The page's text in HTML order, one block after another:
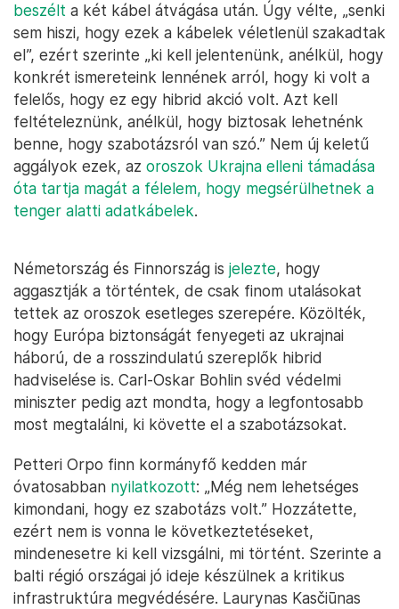
beszélt a két kábel átvágása után. Úgy vélte, „senki
sem hiszi, hogy ezek a kábelek véletlenül szakadtak
el”, ezért szerinte „ki kell jelentenünk, anélkül, hogy
konkrét ismereteink lennének arról, hogy ki volt a
felelős, hogy ez egy hibrid akció volt. Azt kell
feltételeznünk, anélkül, hogy biztosak lehetnénk
benne, hogy szabotázsról van szó.” Nem új keletű
aggályok ezek, az oroszok Ukrajna elleni támadása
óta tartja magát a félelem, hogy megsérülhetnek a
tenger alatti adatkábelek.
Németország és Finnország is jelezte, hogy
aggasztják a történtek, de csak finom utalásokat
tettek az oroszok esetleges szerepére. Közölték,
hogy Európa biztonságát fenyegeti az ukrajnai
háború, de a rosszindulatú szereplők hibrid
hadviselése is. Carl-Oskar Bohlin svéd védelmi
miniszter pedig azt mondta, hogy a legfontosabb
most megtalálni, ki követte el a szabotázsokat.
Petteri Orpo finn kormányfő kedden már
óvatosabban nyilatkozott: „Még nem lehetséges
kimondani, hogy ez szabotázs volt.” Hozzátette,
ezért nem is vonna le következtetéseket,
mindenesetre ki kell vizsgálni, mi történt. Szerinte a
balti régió országai jó ideje készülnek a kritikus
infrastruktúra megvédésére. Laurynas Kasčiūnas